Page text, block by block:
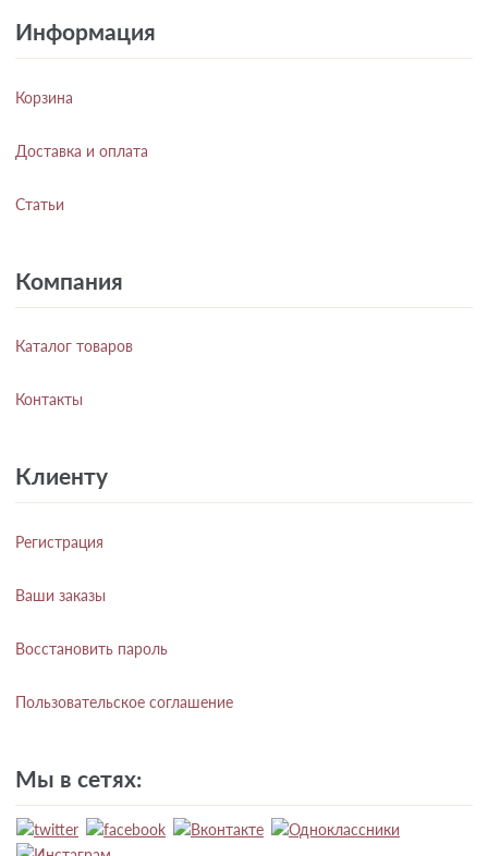
Информация
Корзина
Доставка и оплата
Статьи
Компания
Каталог товаров
Контакты
Клиенту
Регистрация
Ваши заказы
Восстановить пароль
Пользовательское соглашение
Мы в сетях: